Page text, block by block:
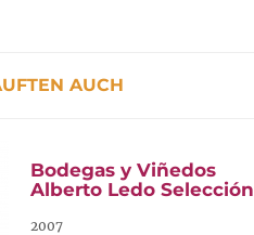
AUCH
Bodegas y Viñedos
Alberto Ledo Selección
2007